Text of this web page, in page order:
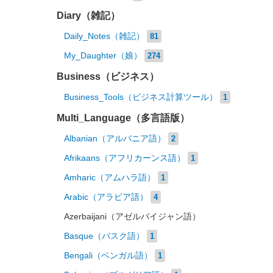
Diary（雑記）
Daily_Notes（雑記） 81
My_Daughter（娘） 274
Business（ビジネス）
Business_Tools（ビジネス計算ツール） 1
Multi_Language（多言語版）
Albanian（アルバニア語） 2
Afrikaans（アフリカーンス語） 1
Amharic（アムハラ語） 1
Arabic（アラビア語） 4
Azerbaijani（アゼルバイジャン語）
Basque（バスク語） 1
Bengali（ベンガル語） 1